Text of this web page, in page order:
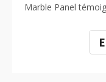
Marble Panel
est responsable de
PVC de haute